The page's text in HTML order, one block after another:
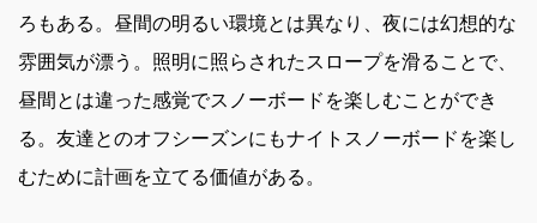
ろもある。昼間の明るい環境とは異なり、夜には幻想的な
雰囲気が漂う。照明に照らされたスロープを滑ることで、
昼間とは違った感覚でスノーボードを楽しむことができ
る。友達とのオフシーズンにもナイトスノーボードを楽し
むために計画を立てる価値がある。